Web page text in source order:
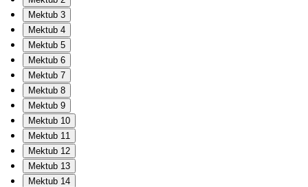
Mektub 3
Mektub 4
Mektub 5
Mektub 6
Mektub 7
Mektub 8
Mektub 9
Mektub 10
Mektub 11
Mektub 12
Mektub 13
Mektub 14